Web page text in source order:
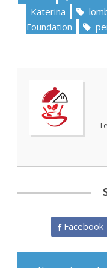
Katerina
Foundation
Facebook